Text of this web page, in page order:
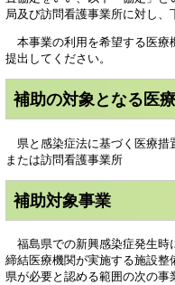
局及び訪問看護事業所に対し、
本事業の利用を希望する医療
提出してください。
補助の対象となる医
県と感染症法に基づく医療措
または訪問看護事業所
補助対象事業
福島県での新興感染症発生時
締結医療機関が実施する施設
県が必要と認める範囲の次の